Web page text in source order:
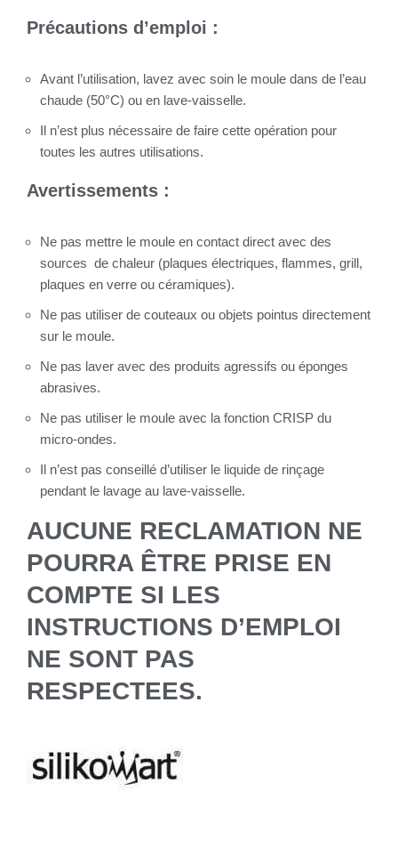
Précautions d’emploi :
Avant l’utilisation, lavez avec soin le moule dans de l’eau
chaude (50°C) ou en lave-vaisselle.
Il n’est plus nécessaire de faire cette opération pour
toutes les autres utilisations.
Avertissements :
Ne pas mettre le moule en contact direct avec des
sources de chaleur (plaques électriques, flammes, grill,
plaques en verre ou céramiques).
Ne pas utiliser de couteaux ou objets pointus directement
sur le moule.
Ne pas laver avec des produits agressifs ou éponges
abrasives.
Ne pas utiliser le moule avec la fonction CRISP du
micro-ondes.
Il n’est pas conseillé d’utiliser le liquide de rinçage
pendant le lavage au lave-vaisselle.
AUCUNE RECLAMATION NE
POURRA ÊTRE PRISE EN
COMPTE SI LES
INSTRUCTIONS D’EMPLOI
NE SONT PAS
RESPECTEES.